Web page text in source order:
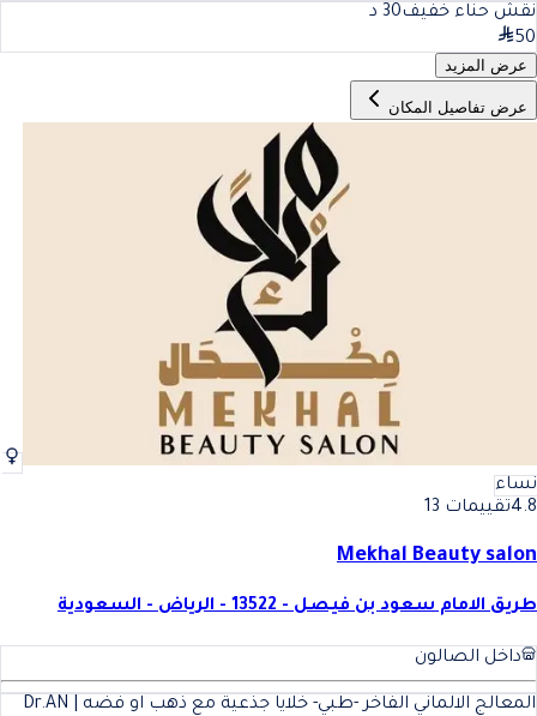
نقش حناء خفيف30 د
50
عرض المزيد
عرض تفاصيل المكان
نساء
4.8تقييمات 13
Mekhal Beauty salon
طريق الامام سعود بن فيصل - 13522 - الرياض - السعودية
داخل الصالون
المعالج الالماني الفاخر -طبي- خلايا جذعية مع ذهب او فضه | Dr.AN